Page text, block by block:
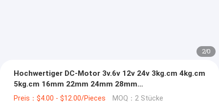
2/0
Hochwertiger DC-Motor 3v.6v 12v 24v 3kg.cm 4kg.cm
5kg.cm 16mm 22mm 24mm 28mm
Planetengangmotor mit Encoder
Preis：$4.00 - $12.00/Pieces MOQ：2 Stücke